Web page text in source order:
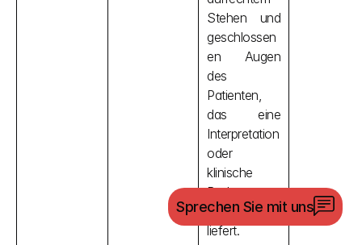
Stehen und
geschlossen
en Augen
des
Patienten,
das eine
Interpretation
oder
klinische
Bedeutung
der Messung
liefert.
Sprechen Sie mit uns